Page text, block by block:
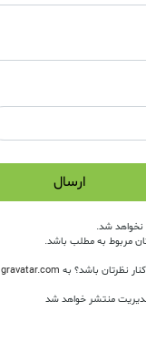
ارسال
نخواهد شد.
مربوط به مطلب باشد.
نظرتان باشد؟ به gravatar.com
منتشر خواهد شد